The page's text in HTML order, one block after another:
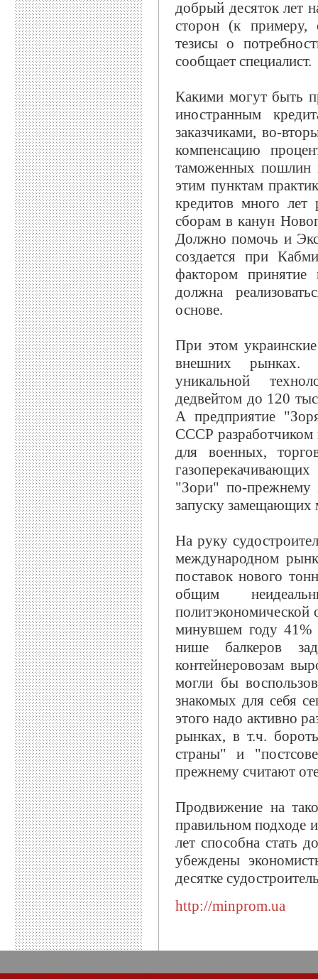
добрый десяток лет
сторон (к примеру,
тезисы о
сообщает специалист.
Какими могут быть
иностранным
заказчиками, во-
компенсацию
таможенных пошлин
этим пунктам
кредитов много
сборам в канун
Должно помочь и
создается при
фактором принятие
должна
основе.
При этом
внешних рынках.
уникальной
дедвейтом до 120
А предприятие
СССР разработчиком
для военных,
"Зори" по-прежнему
запуску замещающих
На руку
международном
поставок нового
общим
политэкономической
минувшем году 41%
нише балкеров
контейнеровозам
могли бы
знакомых для себя
этого надо активно
рынках, в т.ч.
страны" и
прежнему считают
Продвижение на
правильном подходе
лет способна стать
убеждены
десятке
http://minprom.ua